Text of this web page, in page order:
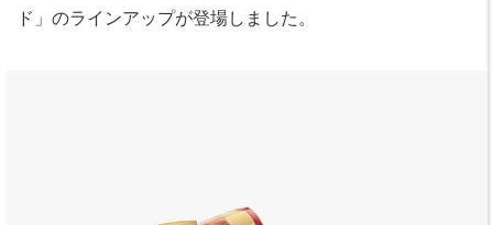
ド」のラインアップが登場しました。